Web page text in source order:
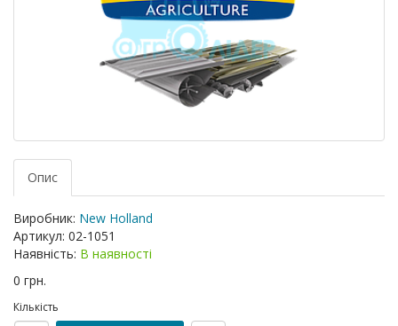
Опис
Виробник: New Holland
Артикул: 02-1051
Наявність: В наявності
0 грн.
Кількість